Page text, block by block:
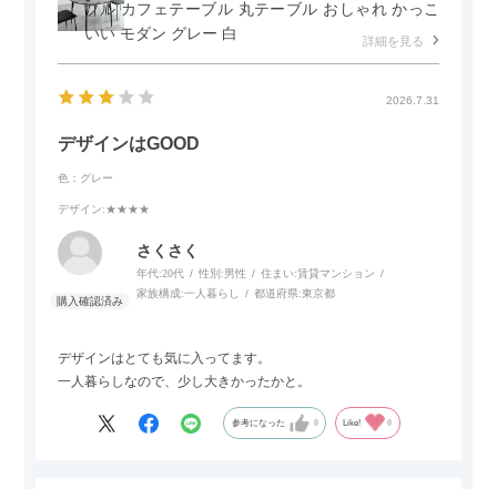
ブル カフェテーブル 丸テーブル おしゃれ かっこ
いい モダン グレー 白
詳細を見る
2026.7.31
デザインはGOOD
色：グレー
デザイン:★★★★
さくさく
年代:20代 性別:男性 住まい:賃貸マンション
家族構成:一人暮らし 都道府県:東京都
デザインはとても気に入ってます。
一人暮らしなので、少し大きかったかと。
参考になった 0 Like! 0